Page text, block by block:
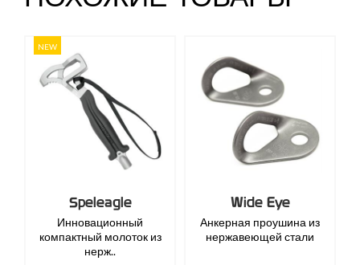
NEW
Speleagle
Инновационный
компактный молоток из
нерж..
Wide Eye
Анкерная проушина из
нержавеющей стали